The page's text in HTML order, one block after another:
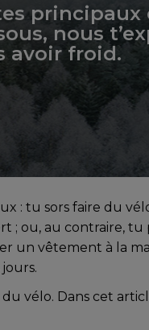
principaux
nous
avoir froid.
: tu sors faire du
; ou, au contraire, tu
un vêtement à la
vélo. Dans cet